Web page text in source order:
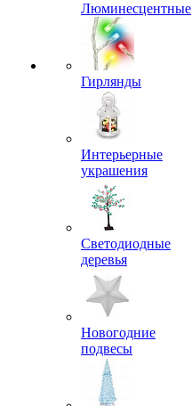
Люминесцентные
Гирлянды
Интерьерные
украшения
Светодиодные
деревья
Новогодние
подвесы